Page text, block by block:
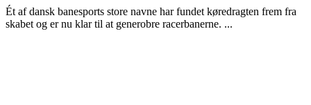
Ét af dansk banesports store navne har fundet køredragten frem fra
skabet og er nu klar til at generobre racerbanerne. ...